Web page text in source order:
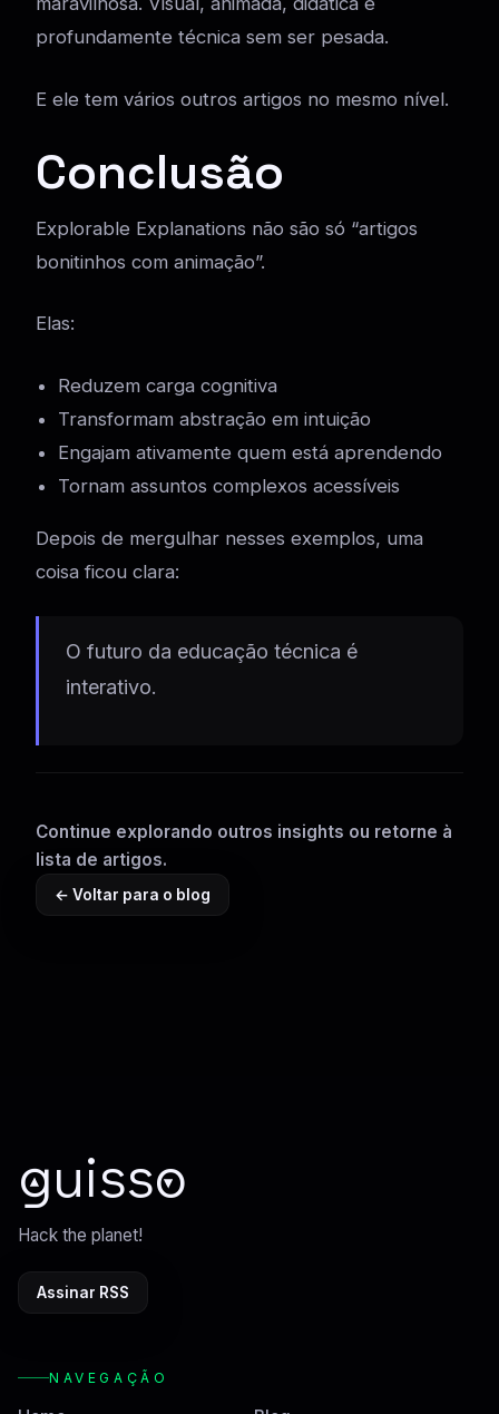
profundamente técnica sem ser pesada.
E ele tem vários outros artigos no mesmo nível.
Conclusão
Explorable Explanations não são só “artigos
bonitinhos com animação”.
Elas:
Reduzem carga cognitiva
Transformam abstração em intuição
Engajam ativamente quem está aprendendo
Tornam assuntos complexos acessíveis
Depois de mergulhar nesses exemplos, uma
coisa ficou clara:
O futuro da educação técnica é
interativo.
Continue explorando outros insights ou retorne à
lista de artigos.
← Voltar para o blog
guisso
Hack the planet!
Assinar RSS
NAVEGAÇÃO